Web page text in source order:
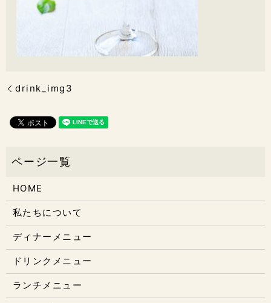
drink_img3
HOME
私たちについて
ディナーメニュー
ドリンクメニュー
ランチメニュー